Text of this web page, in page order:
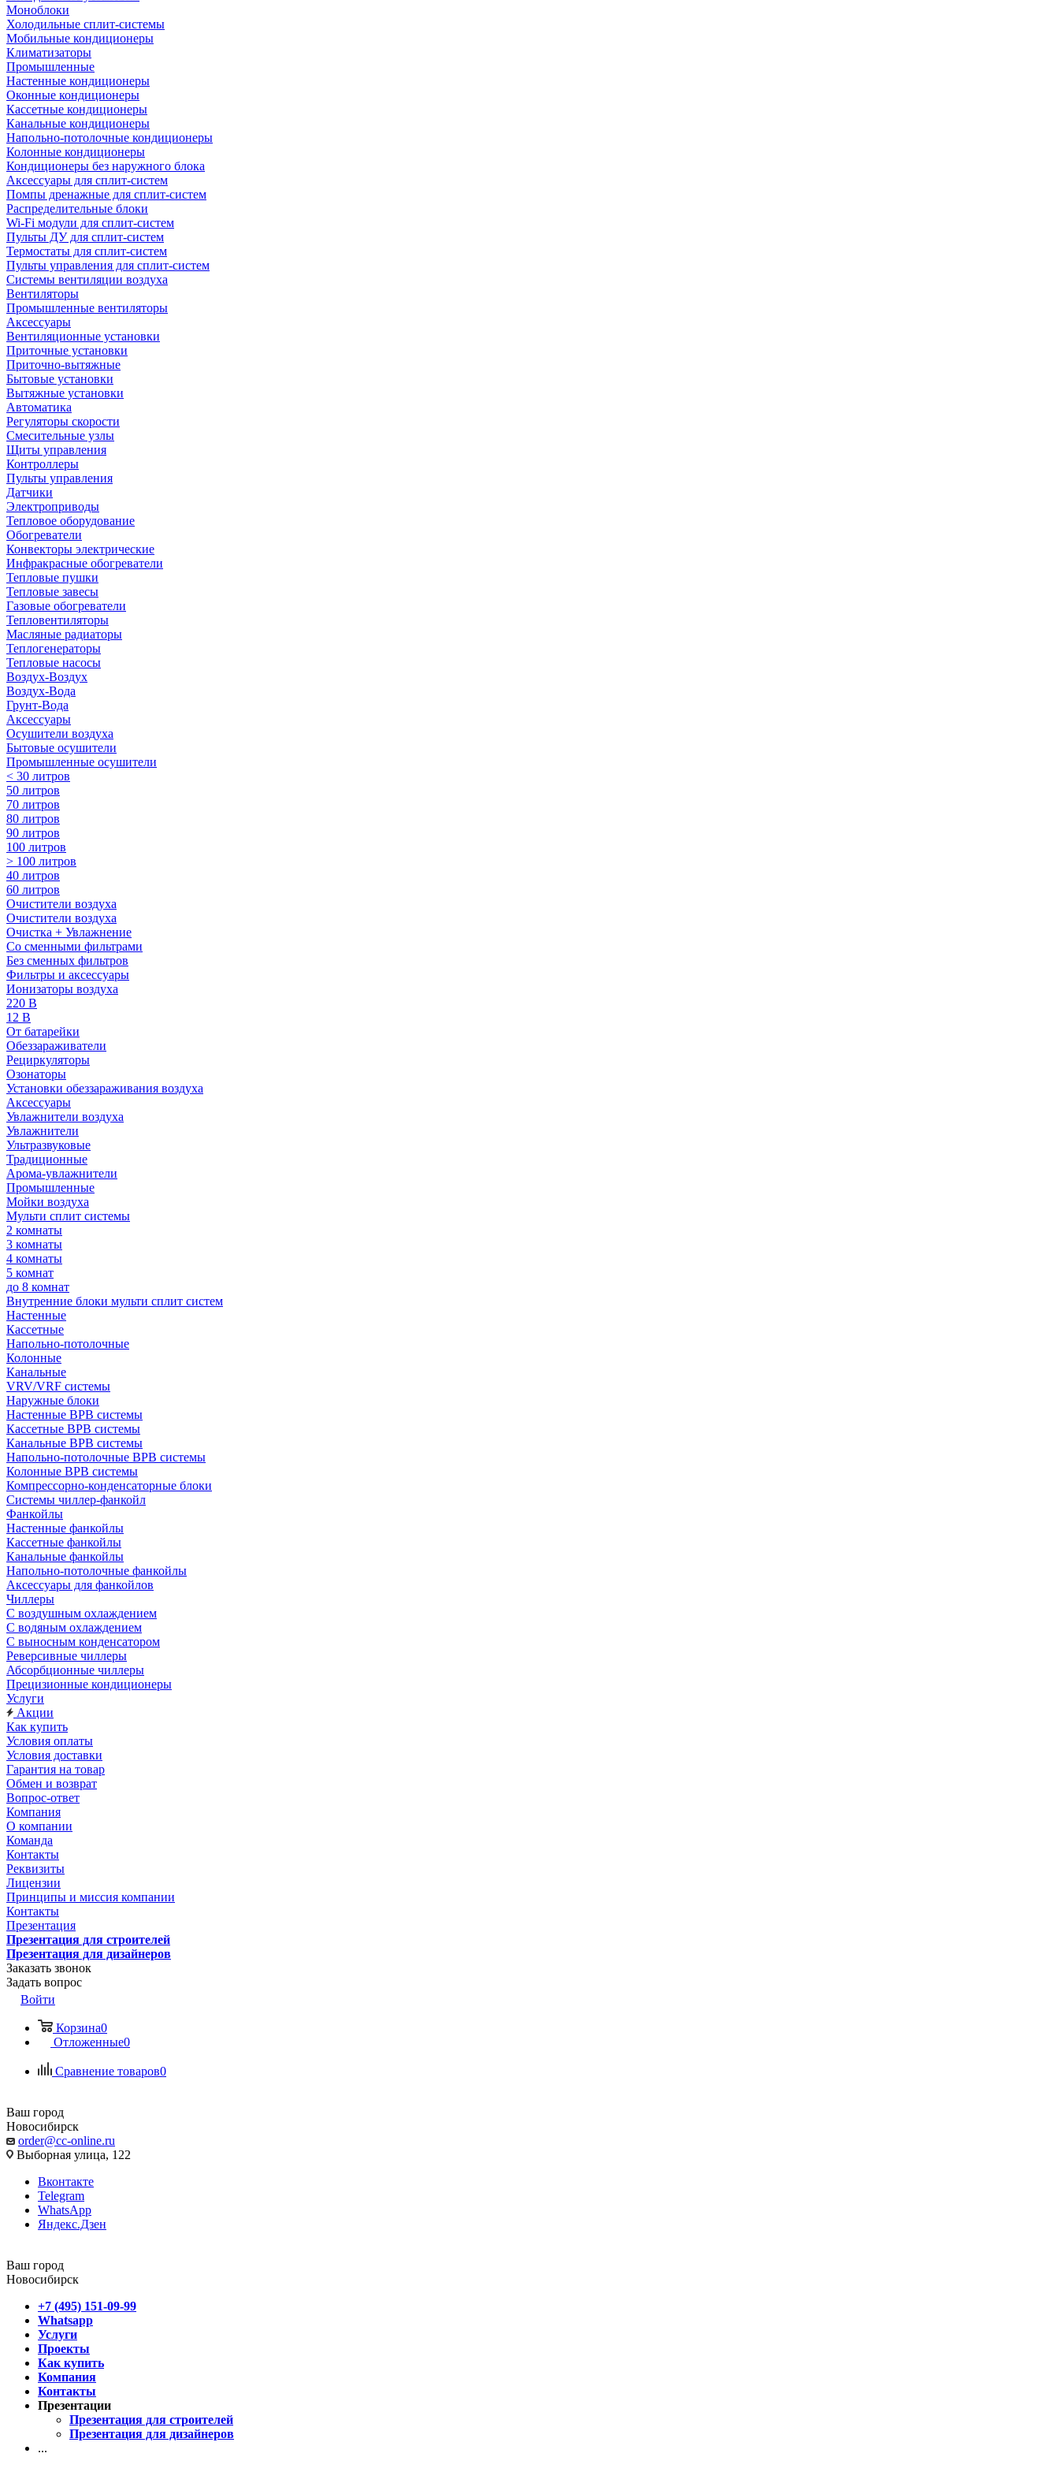
Моноблоки
Холодильные сплит-системы
Мобильные кондиционеры
Климатизаторы
Промышленные
Настенные кондиционеры
Оконные кондиционеры
Кассетные кондиционеры
Канальные кондиционеры
Напольно-потолочные кондиционеры
Колонные кондиционеры
Кондиционеры без наружного блока
Аксессуары для сплит-систем
Помпы дренажные для сплит-систем
Распределительные блоки
Wi-Fi модули для сплит-систем
Пульты ДУ для сплит-систем
Термостаты для сплит-систем
Пульты управления для сплит-систем
Системы вентиляции воздуха
Вентиляторы
Промышленные вентиляторы
Аксессуары
Вентиляционные установки
Приточные установки
Приточно-вытяжные
Бытовые установки
Вытяжные установки
Автоматика
Регуляторы скорости
Смесительные узлы
Щиты управления
Контроллеры
Пульты управления
Датчики
Электроприводы
Тепловое оборудование
Обогреватели
Конвекторы электрические
Инфракрасные обогреватели
Тепловые пушки
Тепловые завесы
Газовые обогреватели
Тепловентиляторы
Масляные радиаторы
Теплогенераторы
Тепловые насосы
Воздух-Воздух
Воздух-Вода
Грунт-Вода
Аксессуары
Осушители воздуха
Бытовые осушители
Промышленные осушители
< 30 литров
50 литров
70 литров
80 литров
90 литров
100 литров
> 100 литров
40 литров
60 литров
Очистители воздуха
Очистители воздуха
Очистка + Увлажнение
Cо сменными фильтрами
Без сменных фильтров
Фильтры и аксессуары
Ионизаторы воздуха
220 В
12 В
От батарейки
Обеззараживатели
Рециркуляторы
Озонаторы
Установки обеззараживания воздуха
Аксессуары
Увлажнители воздуха
Увлажнители
Ультразвуковые
Традиционные
Арома-увлажнители
Промышленные
Мойки воздуха
Мульти сплит системы
2 комнаты
3 комнаты
4 комнаты
5 комнат
до 8 комнат
Внутренние блоки мульти сплит систем
Настенные
Кассетные
Напольно-потолочные
Колонные
Канальные
VRV/VRF системы
Наружные блоки
Настенные ВРВ системы
Кассетные ВРВ системы
Канальные ВРВ системы
Напольно-потолочные ВРВ системы
Колонные ВРВ системы
Компрессорно-конденсаторные блоки
Системы чиллер-фанкойл
Фанкойлы
Настенные фанкойлы
Кассетные фанкойлы
Канальные фанкойлы
Напольно-потолочные фанкойлы
Аксессуары для фанкойлов
Чиллеры
С воздушным охлаждением
С водяным охлаждением
С выносным конденсатором
Реверсивные чиллеры
Абсорбционные чиллеры
Прецизионные кондиционеры
Услуги
Акции
Как купить
Условия оплаты
Условия доставки
Гарантия на товар
Обмен и возврат
Вопрос-ответ
Компания
О компании
Команда
Контакты
Реквизиты
Лицензии
Принципы и миссия компании
Контакты
Презентация
Презентация для строителей
Презентация для дизайнеров
Заказать звонок
Задать вопрос
Войти
Корзина0
Отложенные0
Сравнение товаров0
Ваш город
Новосибирск
order@cc-online.ru
Выборная улица, 122
Вконтакте
Telegram
WhatsApp
Яндекс.Дзен
Ваш город
Новосибирск
+7 (495) 151-09-99
Whatsapp
Услуги
Проекты
Как купить
Компания
Контакты
Презентации
Презентация для строителей
Презентация для дизайнеров
...